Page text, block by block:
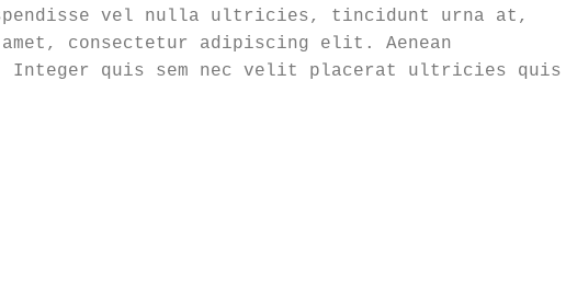
vel nulla ultricies, tincidunt urna at,
consectetur adipiscing elit. Aenean
Integer quis sem nec velit placerat ultricies quis